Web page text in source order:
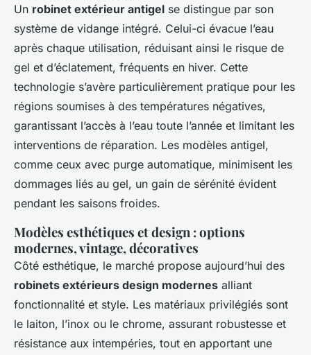
Un robinet extérieur antigel se distingue par son
système de vidange intégré. Celui-ci évacue l’eau
après chaque utilisation, réduisant ainsi le risque de
gel et d’éclatement, fréquents en hiver. Cette
technologie s’avère particulièrement pratique pour les
régions soumises à des températures négatives,
garantissant l’accès à l’eau toute l’année et limitant les
interventions de réparation. Les modèles antigel,
comme ceux avec purge automatique, minimisent les
dommages liés au gel, un gain de sérénité évident
pendant les saisons froides.
Modèles esthétiques et design : options
modernes, vintage, décoratives
Côté esthétique, le marché propose aujourd’hui des
robinets extérieurs design modernes alliant
fonctionnalité et style. Les matériaux privilégiés sont
le laiton, l’inox ou le chrome, assurant robustesse et
résistance aux intempéries, tout en apportant une